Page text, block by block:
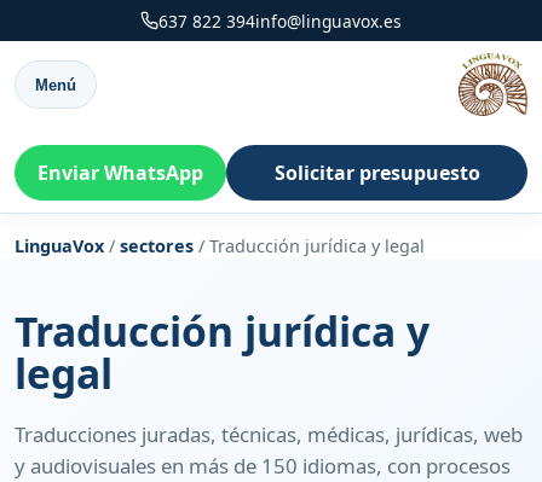
637 822 394info@linguavox.es
Menú
Enviar WhatsApp Solicitar presupuesto
LinguaVox / sectores / Traducción jurídica y legal
Traducción jurídica y
legal
Traducciones juradas, técnicas, médicas, jurídicas, web
y audiovisuales en más de 150 idiomas, con procesos